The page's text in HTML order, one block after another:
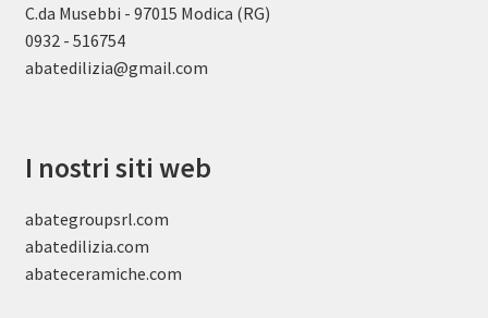
C.da Musebbi - 97015 Modica (RG)
0932 - 516754
abatedilizia@gmail.com
I nostri siti web
abategroupsrl.com
abatedilizia.com
abateceramiche.com